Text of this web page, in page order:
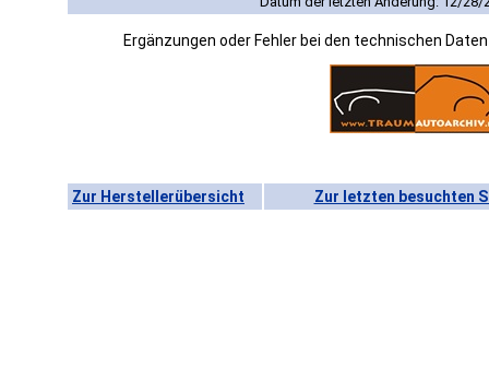
Ergänzungen oder Fehler bei den technischen
Zur Herstellerübersicht Zur letzten besuchten